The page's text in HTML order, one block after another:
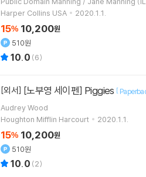
Harper Collins USA
2020.1.1.
15% 10,200원
510원
10.0 (6)
[외서] [노부영 세이펜] Piggies [
Audrey Wood
Houghton Mifflin Harcourt
2020.1.1.
15% 10,200원
510원
10.0 (2)